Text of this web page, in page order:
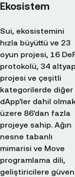
Ekosistem
Sui, ekosistemini
hızla büyüttü ve 23
oyun projesi, 16
protokolü, 34
projesi ve çeşitli
kategorilerde diğer
dApp'ler dahil
üzere 86'dan fazla
projeye sahip. Ağın
nesne tabanlı
mimarisi ve Move
programlama dili,
geliştiricilere